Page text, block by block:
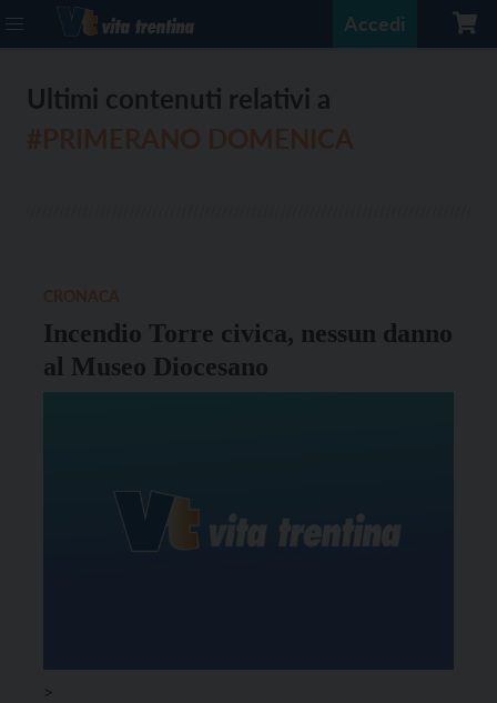
Accedi
Ultimi contenuti relativi a
Incendio Torre civica, nessun danno
al Museo Diocesano
>